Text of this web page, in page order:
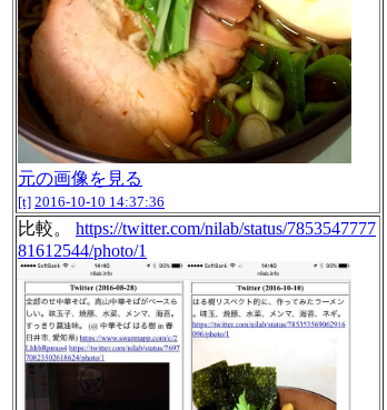
元の画像を見る
[t] 2016-10-10 14:37:36
比較。 https://twitter.com/nilab/status/7853547777
81612544/photo/1